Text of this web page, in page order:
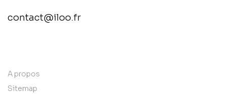
contact@iloo.fr
A propos
Sitemap